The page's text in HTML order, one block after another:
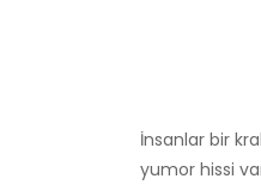
İnsanlar bir
yumor hissi